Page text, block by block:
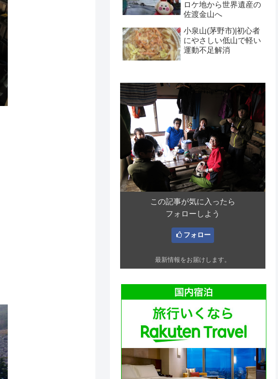
ロケ地から世界遺産の
佐渡金山へ
小泉山(茅野市)|初心者
にやさしい低山で軽い
運動不足解消
この記事が気に入ったら
フォローしよう
フォロー
最新情報をお届けします。